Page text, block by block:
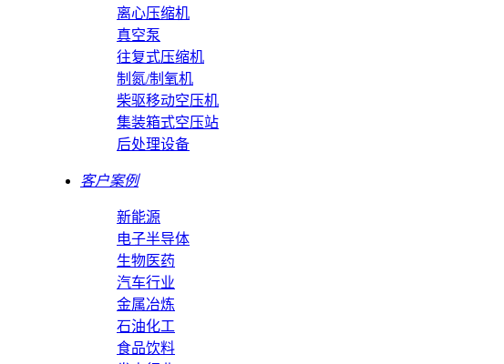
离心压缩机
真空泵
往复式压缩机
制氮/制氧机
柴驱移动空压机
集装箱式空压站
后处理设备
客户案例
新能源
电子半导体
生物医药
汽车行业
金属冶炼
石油化工
食品饮料